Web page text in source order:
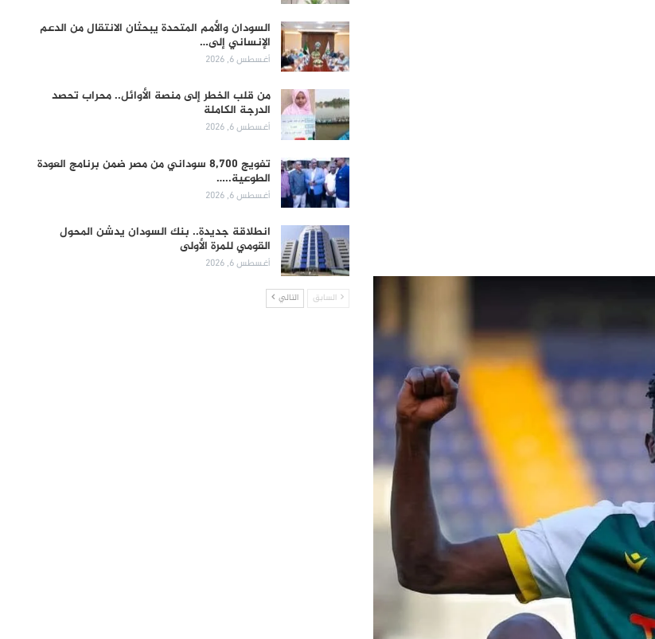
السودان والأمم المتحدة يبحثان الانتقال من الدعم
الإنساني إلى…
أغسطس 6, 2026
من قلب الخطر إلى منصة الأوائل.. محراب تحصد
الدرجة الكاملة
أغسطس 6, 2026
تفويج 8,700 سوداني من مصر ضمن برنامج العودة
الطوعية..…
أغسطس 6, 2026
انطلاقة جديدة.. بنك السودان يدشن المحول
القومي للمرة الأولى
أغسطس 6, 2026
السابق التالي